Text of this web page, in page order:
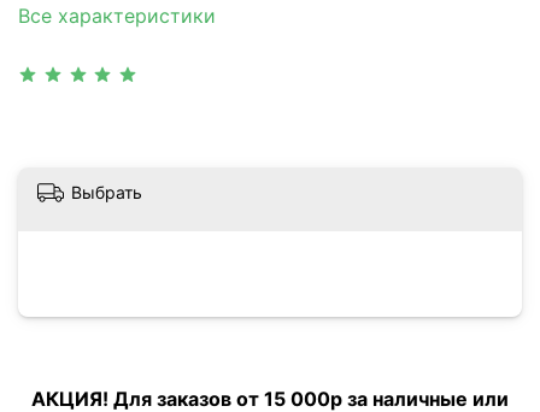
Все характеристики
Выбрать
АКЦИЯ! Для заказов от 15 000р за наличные или